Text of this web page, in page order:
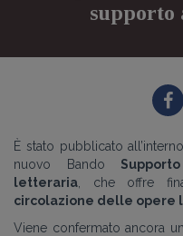
supporto
È stato pubblicato
nuovo Bando
letteraria , che offre
circolazione delle opere
Viene confermato ancora